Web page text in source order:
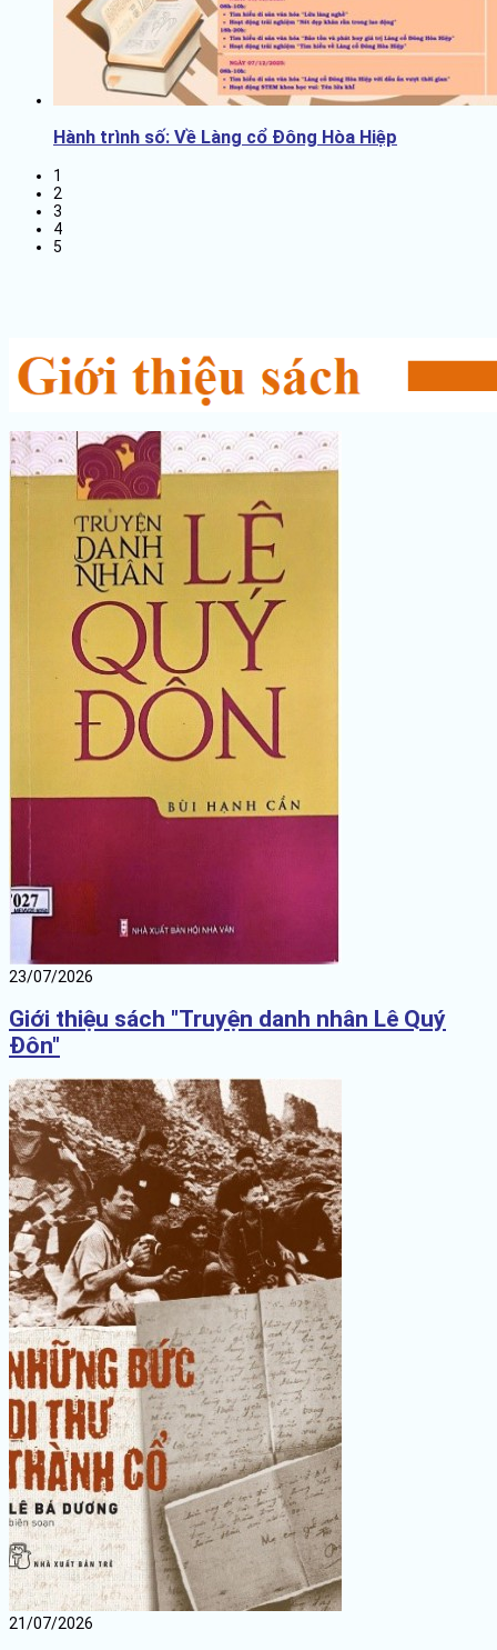
Hành trình số: Về Làng cổ Đông Hòa Hiệp
1
2
3
4
5
23/07/2026
Giới thiệu sách "Truyện danh nhân Lê Quý
Đôn"
21/07/2026